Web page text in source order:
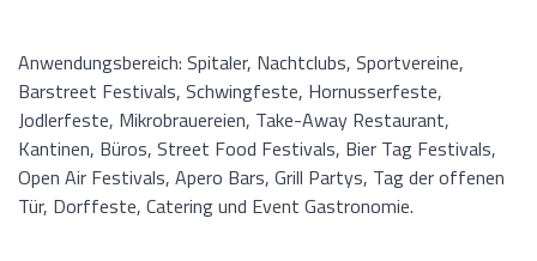
Anwendungsbereich: Spitaler, Nachtclubs, Sportvereine,
Barstreet Festivals, Schwingfeste, Hornusserfeste,
Jodlerfeste, Mikrobrauereien, Take-Away Restaurant,
Kantinen, Büros, Street Food Festivals, Bier Tag Festivals,
Open Air Festivals, Apero Bars, Grill Partys, Tag der offenen
Tür, Dorffeste, Catering und Event Gastronomie.